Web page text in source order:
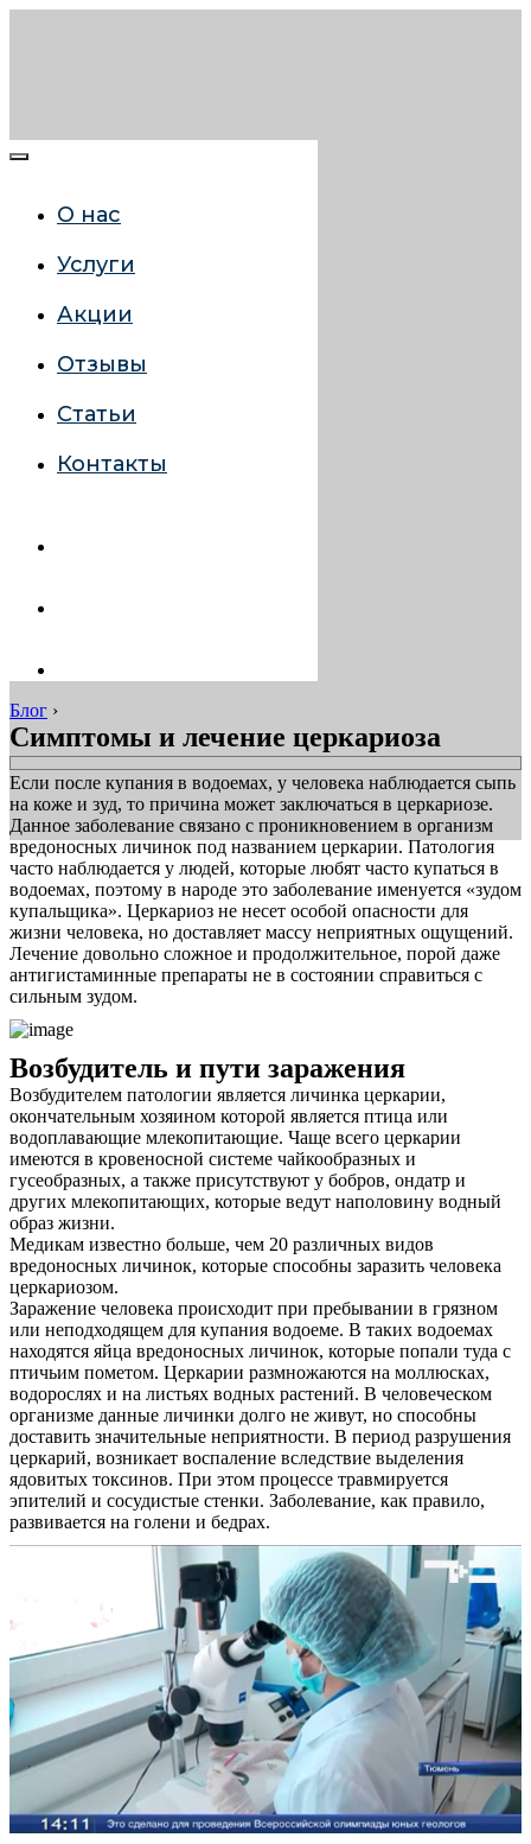
О нас
Услуги
Акции
Отзывы
Статьи
Контакты
Блог ›
Симптомы и лечение церкариоза
Если после купания в водоемах, у человека наблюдается сыпь
на коже и зуд, то причина может заключаться в церкариозе.
Данное заболевание связано с проникновением в организм
вредоносных личинок под названием церкарии. Патология
часто наблюдается у людей, которые любят часто купаться в
водоемах, поэтому в народе это заболевание именуется «зудом
купальщика». Церкариоз не несет особой опасности для
жизни человека, но доставляет массу неприятных ощущений.
Лечение довольно сложное и продолжительное, порой даже
антигистаминные препараты не в состоянии справиться с
сильным зудом.
Возбудитель и пути заражения
Возбудителем патологии является личинка церкарии,
окончательным хозяином которой является птица или
водоплавающие млекопитающие. Чаще всего церкарии
имеются в кровеносной системе чайкообразных и
гусеобразных, а также присутствуют у бобров, ондатр и
других млекопитающих, которые ведут наполовину водный
образ жизни.
Медикам известно больше, чем 20 различных видов
вредоносных личинок, которые способны заразить человека
церкариозом.
Заражение человека происходит при пребывании в грязном
или неподходящем для купания водоеме. В таких водоемах
находятся яйца вредоносных личинок, которые попали туда с
птичьим пометом. Церкарии размножаются на моллюсках,
водорослях и на листьях водных растений. В человеческом
организме данные личинки долго не живут, но способны
доставить значительные неприятности. В период разрушения
церкарий, возникает воспаление вследствие выделения
ядовитых токсинов. При этом процессе травмируется
эпителий и сосудистые стенки. Заболевание, как правило,
развивается на голени и бедрах.